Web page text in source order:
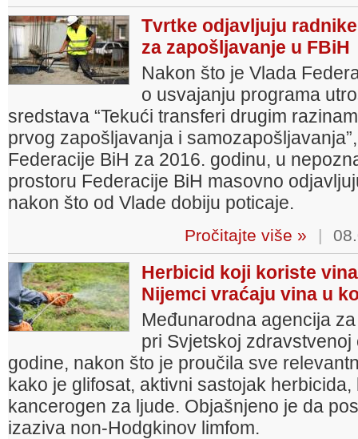
Tvrtke odjavljuju
za zapošljavanje u FBiH
Nakon što je Vlada
o usvajanju programa
sredstava “Tekući transferi drugim
prvog zapošljavanja i
Federacije BiH za 2016. godinu, u
prostoru Federacije BiH masovno
nakon što od Vlade dobiju poticaje.
Pročitajte više » |
Herbicid koji koriste
Nijemci vraćaju vina u
Međunarodna agencija
pri Svjetskoj
godine, nakon što je proučila sve
kako je glifosat, aktivni sastojak
kancerogen za ljude. Objašnjeno je da
izaziva non-Hodgkinov limfom.